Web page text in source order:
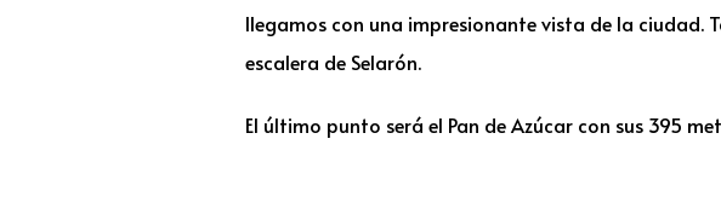
llegamos con una impresionante vista de la
escalera de Selarón.
El último punto será el Pan de Azúcar con sus 395